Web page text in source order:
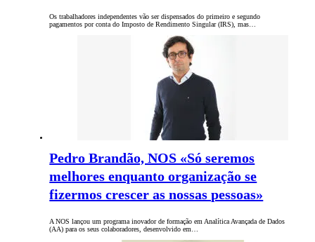
Os trabalhadores independentes vão ser dispensados do primeiro e segundo
pagamentos por conta do Imposto de Rendimento Singular (IRS), mas…
Pedro Brandão, NOS «Só seremos
melhores enquanto organização se
fizermos crescer as nossas pessoas»
A NOS lançou um programa inovador de formação em Analítica Avançada de Dados
(AA) para os seus colaboradores, desenvolvido em…